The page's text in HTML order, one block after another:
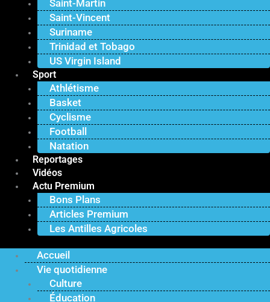
Saint-Martin
Saint-Vincent
Suriname
Trinidad et Tobago
US Virgin Island
Sport
Athlétisme
Basket
Cyclisme
Football
Natation
Reportages
Vidéos
Actu Premium
Bons Plans
Articles Premium
Les Antilles Agricoles
Accueil
Vie quotidienne
Culture
Éducation